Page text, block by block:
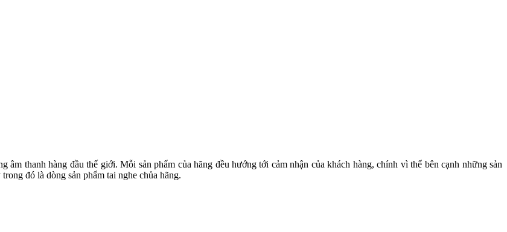
thanh hàng đầu thế giới. Mỗi sản phẩm của hãng đều hướng tới cảm nhận của khách hàng, chính vì thể bên cạnh những sản
đó là dòng sản phẩm tai nghe chủa hãng.